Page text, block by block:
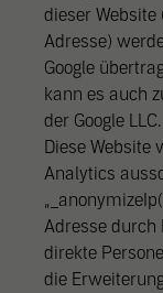
dieser
Adresse)
Google
kann es auch
der Google
Diese Website
Analytics
Adresse durch
direkte
die